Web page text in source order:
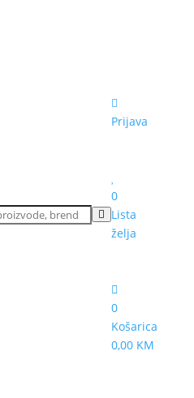
Prijava
0
Lista
želja
0
Košarica
0,00 KM